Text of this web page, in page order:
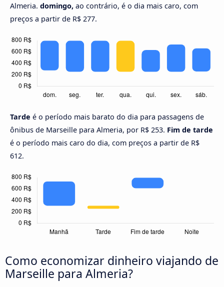
Almeria. domingo, ao contrário, é o dia mais caro, com
preços a partir de R$ 277.
Tarde é o período mais barato do dia para passagens de
ônibus de Marseille para Almeria, por R$ 253. Fim de tarde
é o período mais caro do dia, com preços a partir de R$
612.
Como economizar dinheiro viajando de
Marseille para Almeria?